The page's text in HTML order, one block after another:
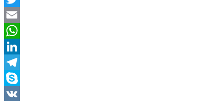
Twitter
Email
WhatsApp
LinkedIn
Telegram
Skype